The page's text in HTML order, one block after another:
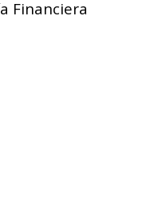
Financiera